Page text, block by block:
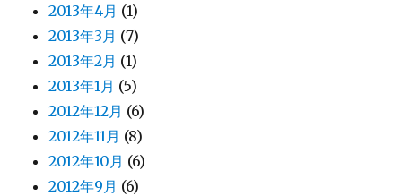
2013年4月 (1)
2013年3月 (7)
2013年2月 (1)
2013年1月 (5)
2012年12月 (6)
2012年11月 (8)
2012年10月 (6)
2012年9月 (6)